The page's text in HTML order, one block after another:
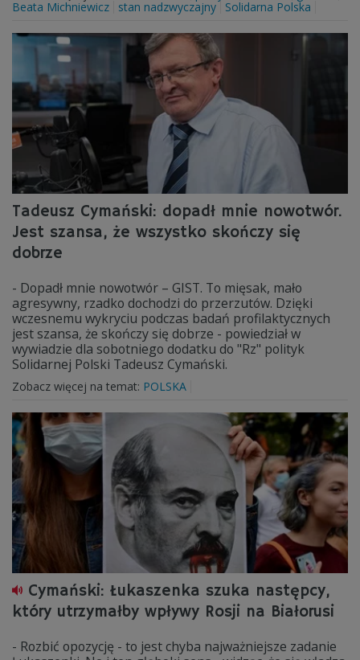
Beata Michniewicz
stan nadzwyczajny Solidarna Polska
Tadeusz Cymański: dopadł mnie nowotwór.
Jest szansa, że wszystko skończy się
dobrze
- Dopadł mnie nowotwór – GIST. To mięsak, mało
agresywny, rzadko dochodzi do przerzutów. Dzięki
wczesnemu wykryciu podczas badań profilaktycznych
jest szansa, że skończy się dobrze - powiedział w
wywiadzie dla sobotniego dodatku do "Rz" polityk
Solidarnej Polski Tadeusz Cymański.
Zobacz więcej na temat: POLSKA
Cymański: Łukaszenka szuka następcy,
który utrzymałby wpływy Rosji na Białorusi
- Rozbić opozycję - to jest chyba najważniejsze zadanie